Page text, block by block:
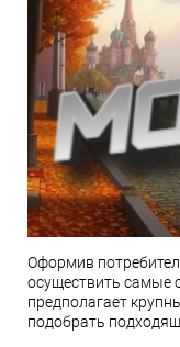
Оформив
осуществить самые
предполагает
подобрать